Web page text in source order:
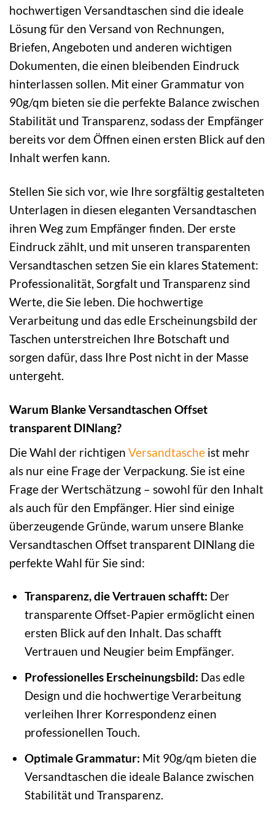
hochwertigen Versandtaschen sind die ideale
Lösung für den Versand von Rechnungen,
Briefen, Angeboten und anderen wichtigen
Dokumenten, die einen bleibenden Eindruck
hinterlassen sollen. Mit einer Grammatur von
90g/qm bieten sie die perfekte Balance zwischen
Stabilität und Transparenz, sodass der Empfänger
bereits vor dem Öffnen einen ersten Blick auf den
Inhalt werfen kann.
Stellen Sie sich vor, wie Ihre sorgfältig gestalteten
Unterlagen in diesen eleganten Versandtaschen
ihren Weg zum Empfänger finden. Der erste
Eindruck zählt, und mit unseren transparenten
Versandtaschen setzen Sie ein klares Statement:
Professionalität, Sorgfalt und Transparenz sind
Werte, die Sie leben. Die hochwertige
Verarbeitung und das edle Erscheinungsbild der
Taschen unterstreichen Ihre Botschaft und
sorgen dafür, dass Ihre Post nicht in der Masse
untergeht.
Warum Blanke Versandtaschen Offset
transparent DINlang?
Die Wahl der richtigen Versandtasche ist mehr
als nur eine Frage der Verpackung. Sie ist eine
Frage der Wertschätzung – sowohl für den Inhalt
als auch für den Empfänger. Hier sind einige
überzeugende Gründe, warum unsere Blanke
Versandtaschen Offset transparent DINlang die
perfekte Wahl für Sie sind:
Transparenz, die Vertrauen schafft: Der
transparente Offset-Papier ermöglicht einen
ersten Blick auf den Inhalt. Das schafft
Vertrauen und Neugier beim Empfänger.
Professionelles Erscheinungsbild: Das edle
Design und die hochwertige Verarbeitung
verleihen Ihrer Korrespondenz einen
professionellen Touch.
Optimale Grammatur: Mit 90g/qm bieten die
Versandtaschen die ideale Balance zwischen
Stabilität und Transparenz.